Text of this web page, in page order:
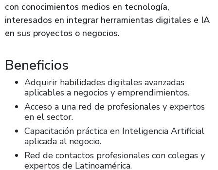
con conocimientos medios en tecnología,
interesados en integrar herramientas digitales e IA
en sus proyectos o negocios.
Beneficios
Adquirir habilidades digitales avanzadas
aplicables a negocios y emprendimientos.
Acceso a una red de profesionales y expertos
en el sector.
Capacitación práctica en Inteligencia Artificial
aplicada al negocio.
Red de contactos profesionales con colegas y
expertos de Latinoamérica.